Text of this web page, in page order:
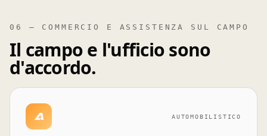
06 — COMMERCIO E ASSISTENZA SUL CAMPO
Il campo e l'ufficio sono
d'accordo.
A AUTOMOBILISTICO